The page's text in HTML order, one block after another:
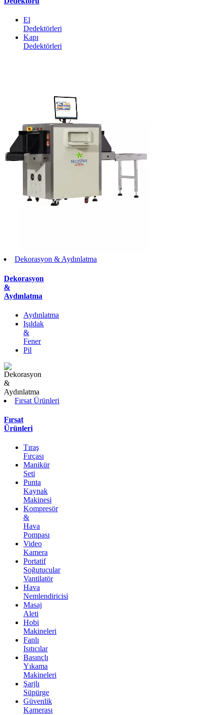
El
Dedektörleri
Kapı
Dedektörleri
Dekorasyon & Aydınlatma
Dekorasyon
&
Aydınlatma
Aydınlatma
Işıldak
&
Fener
Pil
Fırsat Ürünleri
Fırsat
Ürünleri
Tıraş
Fırçası
Manikür
Seti
Punta
Kaynak
Makinesi
Kompresör
&
Hava
Pompası
Video
Kamera
Portatif
Soğutucular
Vantilatör
Hava
Nemlendiricisi
Masaj
Aleti
Hobi
Makineleri
Fanlı
Isıtıcılar
Basınçlı
Yıkama
Makineleri
Şarjlı
Süpürge
Güvenlik
Kamerası